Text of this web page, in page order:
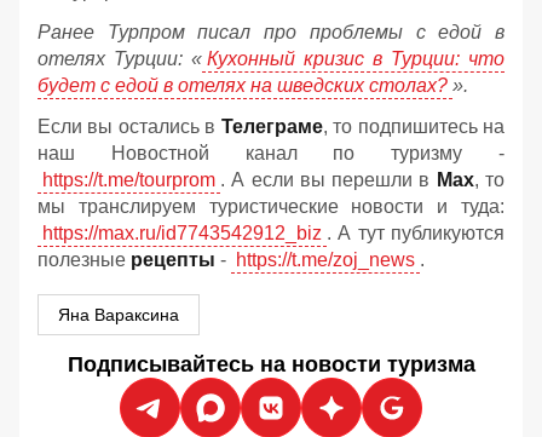
Ранее Турпром писал про проблемы с едой в
отелях Турции: « Кухонный кризис в Турции: что
будет с едой в отелях на шведских столах? ».
Если вы остались в Телеграме, то подпишитесь на
наш Новостной канал по туризму -
https://t.me/tourprom . А если вы перешли в Мах, то
мы транслируем туристические новости и туда:
https://max.ru/id7743542912_biz . А тут публикуются
полезные рецепты - https://t.me/zoj_news .
Яна Вараксина
Подписывайтесь на новости туризма